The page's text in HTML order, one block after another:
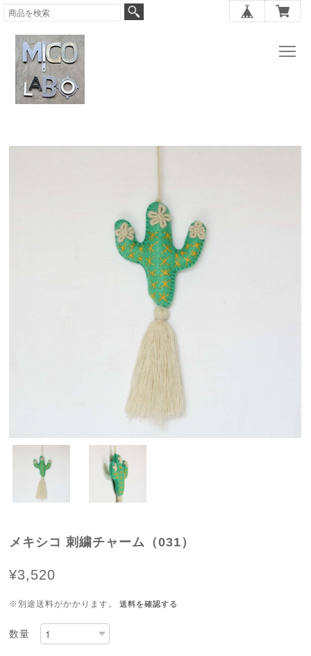
メキシコ 刺繍チャーム（031）
¥3,520
※別途送料がかかります。 送料を確認する
数量